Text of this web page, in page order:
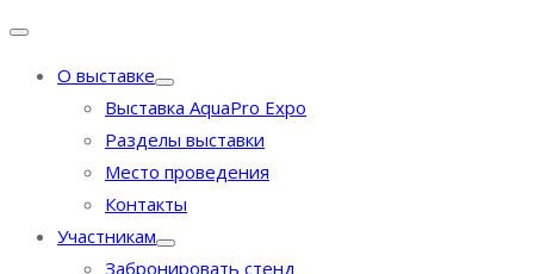
О выставке
Выставка AquaPro Expo
Разделы выставки
Место проведения
Контакты
Участникам
Забронировать стенд